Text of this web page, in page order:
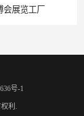
展搭建工厂
号-1
利.